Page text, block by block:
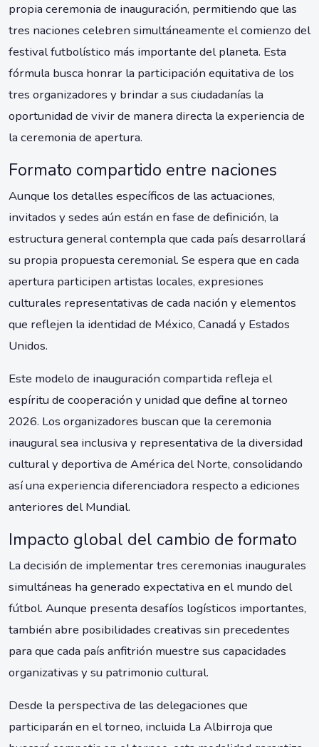
propia ceremonia de inauguración, permitiendo que las
tres naciones celebren simultáneamente el comienzo del
festival futbolístico más importante del planeta. Esta
fórmula busca honrar la participación equitativa de los
tres organizadores y brindar a sus ciudadanías la
oportunidad de vivir de manera directa la experiencia de
la ceremonia de apertura.
Formato compartido entre naciones
Aunque los detalles específicos de las actuaciones,
invitados y sedes aún están en fase de definición, la
estructura general contempla que cada país desarrollará
su propia propuesta ceremonial. Se espera que en cada
apertura participen artistas locales, expresiones
culturales representativas de cada nación y elementos
que reflejen la identidad de México, Canadá y Estados
Unidos.
Este modelo de inauguración compartida refleja el
espíritu de cooperación y unidad que define al torneo
2026. Los organizadores buscan que la ceremonia
inaugural sea inclusiva y representativa de la diversidad
cultural y deportiva de América del Norte, consolidando
así una experiencia diferenciadora respecto a ediciones
anteriores del Mundial.
Impacto global del cambio de formato
La decisión de implementar tres ceremonias inaugurales
simultáneas ha generado expectativa en el mundo del
fútbol. Aunque presenta desafíos logísticos importantes,
también abre posibilidades creativas sin precedentes
para que cada país anfitrión muestre sus capacidades
organizativas y su patrimonio cultural.
Desde la perspectiva de las delegaciones que
participarán en el torneo, incluida La Albirroja que